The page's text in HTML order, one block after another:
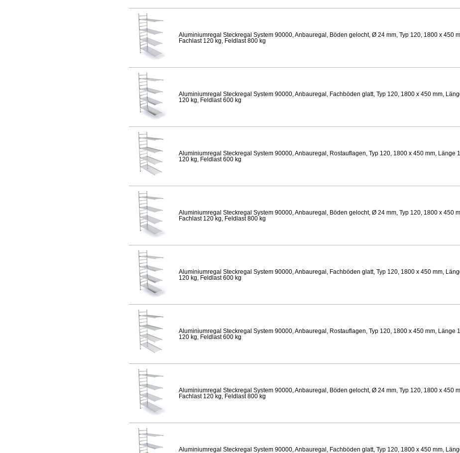
Aluminiumregal Steckregal System 90000, Anbauregal, Böden gelocht, Ø 24 mm, Typ 120, 1800 x 450
Fachlast 120 kg, Feldlast 800 kg
Aluminiumregal Steckregal System 90000, Anbauregal, Fachböden glatt, Typ 120, 1800 x 450 mm,
120 kg, Feldlast 600 kg
Aluminiumregal Steckregal System 90000, Anbauregal, Rostauflagen, Typ 120, 1800 x 450 mm, Länge
120 kg, Feldlast 600 kg
Aluminiumregal Steckregal System 90000, Anbauregal, Böden gelocht, Ø 24 mm, Typ 120, 1800 x 450
Fachlast 120 kg, Feldlast 800 kg
Aluminiumregal Steckregal System 90000, Anbauregal, Fachböden glatt, Typ 120, 1800 x 450 mm,
120 kg, Feldlast 600 kg
Aluminiumregal Steckregal System 90000, Anbauregal, Rostauflagen, Typ 120, 1800 x 450 mm, Länge
120 kg, Feldlast 600 kg
Aluminiumregal Steckregal System 90000, Anbauregal, Böden gelocht, Ø 24 mm, Typ 120, 1800 x 450
Fachlast 120 kg, Feldlast 800 kg
Aluminiumregal Steckregal System 90000, Anbauregal, Fachböden glatt, Typ 120, 1800 x 450 mm,